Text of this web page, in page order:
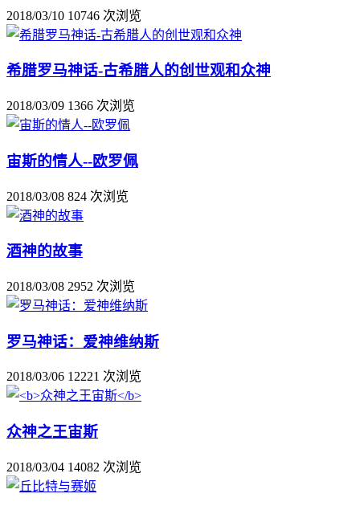
2018/03/10 10746 次浏览
希腊罗马神话-古希腊人的创世观和众神
2018/03/09 1366 次浏览
宙斯的情人--欧罗佩
2018/03/08 824 次浏览
酒神的故事
2018/03/08 2952 次浏览
罗马神话：爱神维纳斯
2018/03/06 12221 次浏览
众神之王宙斯
2018/03/04 14082 次浏览